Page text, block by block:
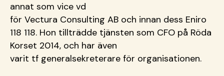
annat som vice vd
för Vectura Consulting AB och innan dess Eniro
118 118. Hon tillträdde tjänsten som CFO på Röda
Korset 2014, och har även
varit tf generalsekreterare för organisationen.